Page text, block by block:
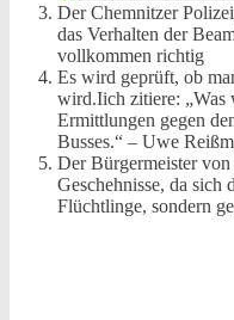
Der Chemnitzer
das Verhalten der
vollkommen richtig
Es wird geprüft, ob
wird.Iich zitiere: „Was
Ermittlungen gegen
Busses.“ – Uwe
Der Bürgermeister
Geschehnisse, da sich
Flüchtlinge, sondern